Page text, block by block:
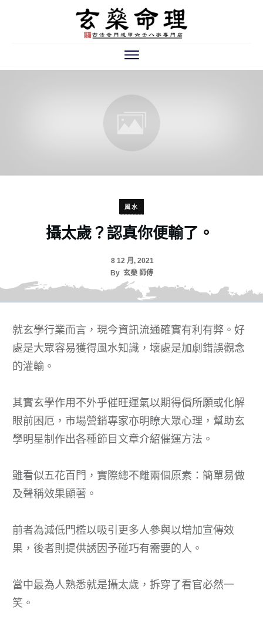
風水
攝太歲？認真你便輸了。
8 12 月, 2021
By 玄燊 師傅
就玄學行業而言，現今資訊流通確實有利有弊。好
處是大眾容易獲得風水知識，壞處是加劇錯誤觀念
的灌輸。
其實玄學作用不外乎催旺運氣以期得償所願或化解
眼前困厄，市場營銷專家亦明瞭大眾心理，幫助玄
學明星制作出各種節目文章介紹催運方法。
雖看似五花百門，實際總不離兩個原素：簡單易做
及聲稱效果顯著。
前者為減低門檻以吸引更多人參與以增加宣傳效
果，後者則提供誘因予碰巧有需要的人。
當中最為人熟悉就是攝太歲，拆穿了看官必然一
笑。